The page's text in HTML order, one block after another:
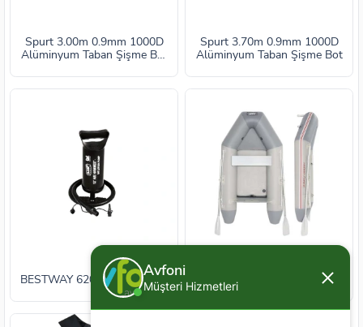
Spurt 3.00m 0.9mm 1000D
Alüminyum Taban Şişme Bot
Spurt 3.70m 0.9mm 1000D
Alüminyum Taban Şişme Bot
BESTWAY 62003 El Pompası
2.80m Air Deck Taban Şişme
Avfoni
Müşteri Hizmetleri